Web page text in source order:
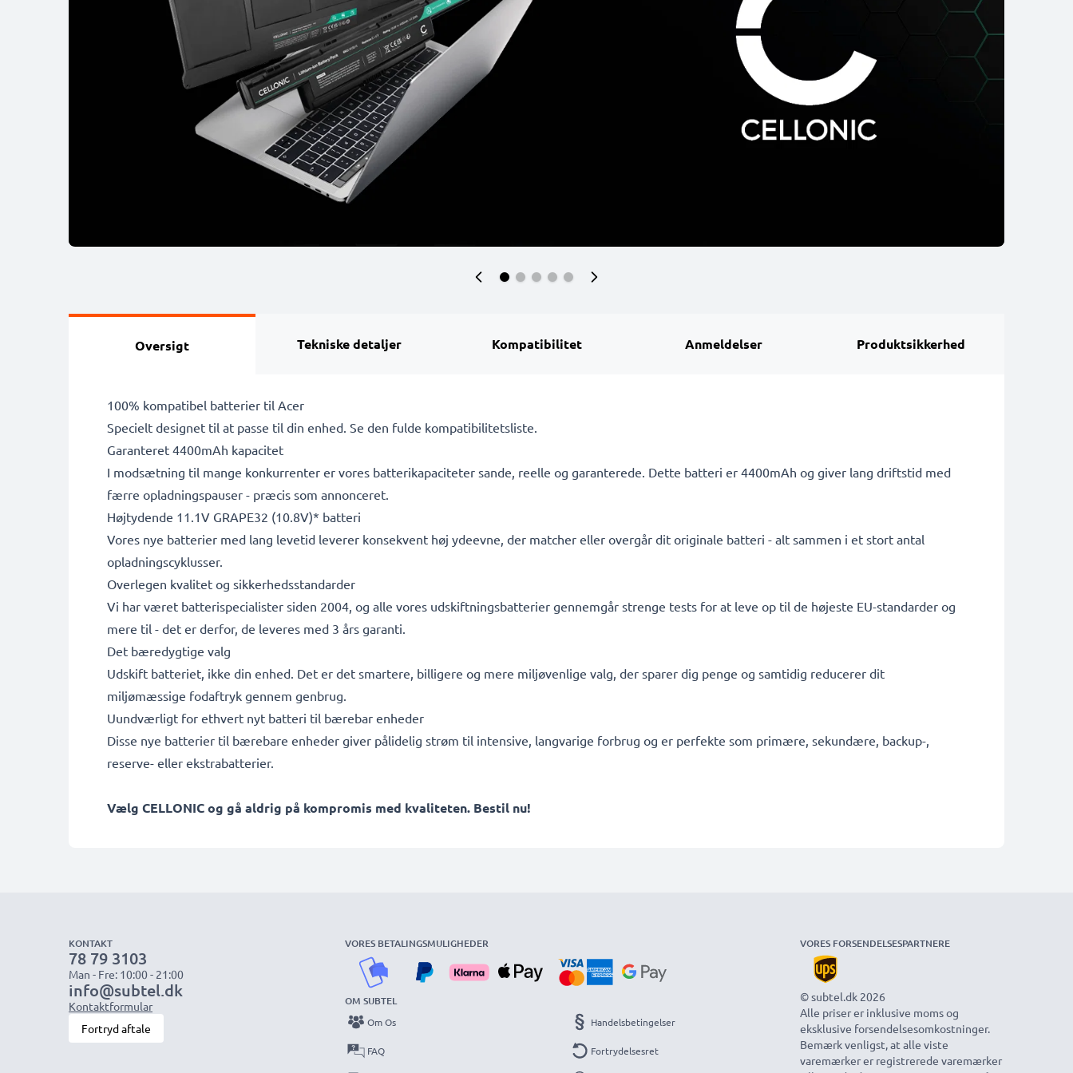
Oversigt Tekniske detaljer Kompatibilitet Anmeldelser Produktsikkerhed
100% kompatibel batterier til Acer
Specielt designet til at passe til din enhed. Se den fulde kompatibilitetsliste.
Garanteret 4400mAh kapacitet
I modsætning til mange konkurrenter er vores batterikapaciteter sande, reelle og garanterede. Dette batteri er 4400mAh og giver lang driftstid med
færre opladningspauser - præcis som annonceret.
Højtydende 11.1V GRAPE32 (10.8V)* batteri
Vores nye batterier med lang levetid leverer konsekvent høj ydeevne, der matcher eller overgår dit originale batteri - alt sammen i et stort antal
opladningscyklusser.
Overlegen kvalitet og sikkerhedsstandarder
Vi har været batterispecialister siden 2004, og alle vores udskiftningsbatterier gennemgår strenge tests for at leve op til de højeste EU-standarder og
mere til - det er derfor, de leveres med 3 års garanti.
Det bæredygtige valg
Udskift batteriet, ikke din enhed. Det er det smartere, billigere og mere miljøvenlige valg, der sparer dig penge og samtidig reducerer dit
miljømæssige fodaftryk gennem genbrug.
Uundværligt for ethvert nyt batteri til bærebar enheder
Disse nye batterier til bærebare enheder giver pålidelig strøm til intensive, langvarige forbrug og er perfekte som primære, sekundære, backup-,
reserve- eller ekstrabatterier.
Vælg CELLONIC og gå aldrig på kompromis med kvaliteten. Bestil nu!
KONTAKT
78 79 3103
Man - Fre: 10:00 - 21:00
info@subtel.dk
Kontaktformular
Fortryd aftale
VORES BETALINGSMULIGHEDER
OM SUBTEL
Om Os
FAQ
Handelsbetingelser
Fortrydelsesret
VORES FORSENDELSESPARTNERE
© subtel.dk 2026
Alle priser er inklusive moms og
eksklusive forsendelsesomkostninger.
Bemærk venligst, at alle viste
varemærker er registrerede varemærker